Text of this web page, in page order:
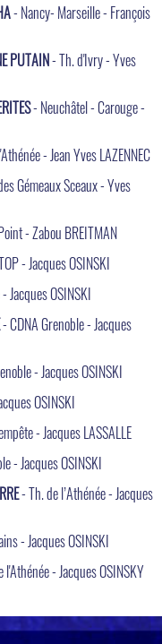
- Nancy- Marseille - François
PUTAIN- Th. d'Ivry - Yves
- Neuchâtel - Carouge -
- Jean Yves LAZENNEC
Gémeaux Sceaux - Yves
- Zabou BREITMAN
- Jacques OSINSKI
Jacques OSINSKI
- CDNA Grenoble - Jacques
- Jacques OSINSKI
OSINSKI
- Jacques LASSALLE
- Jacques OSINSKI
- Th. de l’Athénée - Jacques
- Jacques OSINSKI
l'Athénée - Jacques OSINSKY